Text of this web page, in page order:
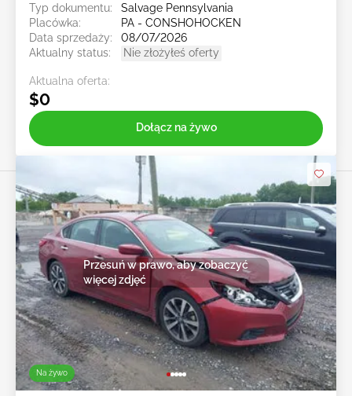
Typ dokumentu:
Salvage Pennsylvania
Placówka:
PA - CONSHOHOCKEN
Data sprzedaży:
08/07/2026
Aktualny status:
Nie złożyłeś oferty
Aktualna oferta:
$0
Dołącz na żywo
Na żywo
Przesuń w prawo, aby zobaczyć
więcej zdjęć